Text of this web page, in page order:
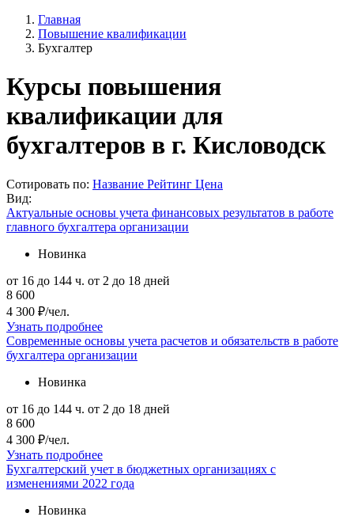
Главная
Повышение квалификации
Бухгалтер
Курсы повышения
квалификации для
бухгалтеров в г. Кисловодск
Сотировать по: Название Рейтинг Цена
Вид:
Актуальные основы учета финансовых результатов в работе
главного бухгалтера организации
Новинка
от 16 до 144 ч. от 2 до 18 дней
8 600
4 300 ₽/чел.
Узнать подробнее
Современные основы учета расчетов и обязательств в работе
бухгалтера организации
Новинка
от 16 до 144 ч. от 2 до 18 дней
8 600
4 300 ₽/чел.
Узнать подробнее
Бухгалтерский учет в бюджетных организациях с
изменениями 2022 года
Новинка